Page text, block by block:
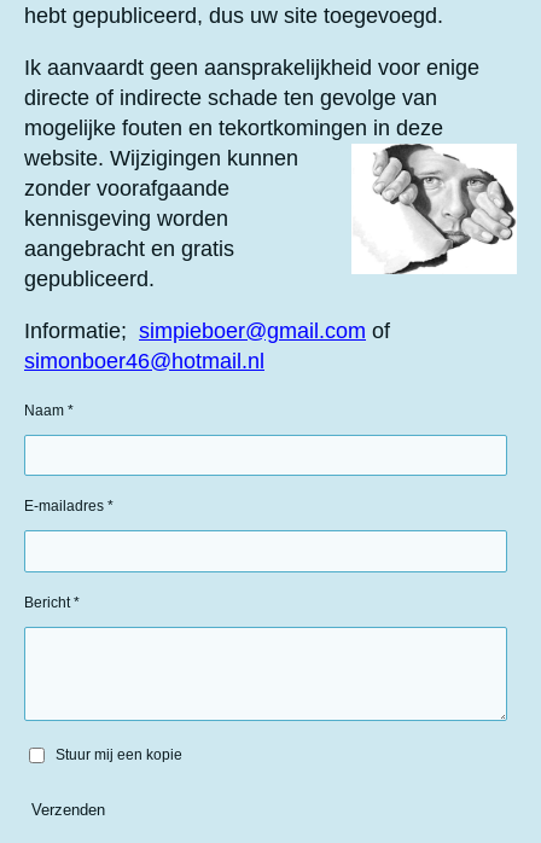
ehebt gepubliceerd, dus uw site toegevoegd.
Ik aanvaardt geen aansprakelijkheid voor enige
directe of indirecte schade ten gevolge van
mogelijke fouten en tekortkomingen in deze
website. Wijzigingen kunnen
zonder voorafgaande
kennisgeving worden
aangebracht en gratis
gepubliceerd.
Informatie; simpieboer@gmail.com of
simonboer46@hotmail.nl
Naam *
E-mailadres *
Bericht *
Stuur mij een kopie
Verzenden